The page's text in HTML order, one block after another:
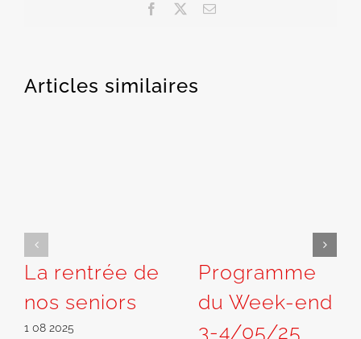
Facebook Email
Articles similaires
La rentrée de
nos seniors
1 08 2025
Programme
du Week-end
3-4/05/25